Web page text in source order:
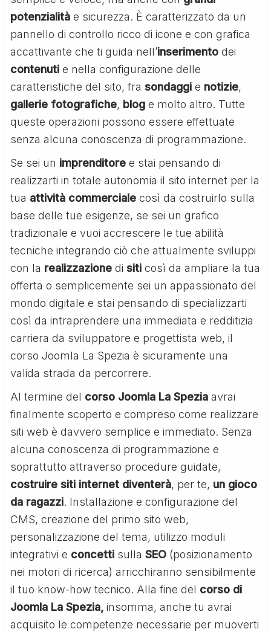
potenzialità e sicurezza. È caratterizzato da un
pannello di controllo ricco di icone e con grafica
accattivante che ti guida nell’inserimento dei
contenuti e nella configurazione delle
caratteristiche del sito, frasondaggi e notizie,
gallerie fotografiche, blog e molto altro. Tutte
queste operazioni possono essere effettuate
senza alcuna conoscenza di programmazione.
Se sei un imprenditore e stai pensando di
realizzarti in totale autonomia il sito internet per la
tua attività commerciale così da costruirlo sulla
base delle tue esigenze, se sei un grafico
tradizionale e vuoi accrescere le tue abilità
tecniche integrando ciò che attualmente sviluppi
con la realizzazione disiti così da ampliare la tua
offerta o semplicemente sei un appassionato del
mondo digitale e stai pensando di specializzarti
così da intraprendere una immediata e redditizia
carriera da sviluppatore e progettista web, il
corso Joomla La Spezia è sicuramente una
valida strada da percorrere.
Al termine del corso Joomla La Spezia avrai
finalmente scoperto e compreso come realizzare
siti web è davvero semplice e immediato. Senza
alcuna conoscenza di programmazione e
soprattutto attraverso procedure guidate,
costruire siti internet diventerà, per te, un gioco
da ragazzi. Installazione e configurazione del
CMS, creazione del primo sito web,
personalizzazione del tema, utilizzo moduli
integrativi e concetti sullaSEO (posizionamento
nei motori di ricerca) arricchiranno sensibilmente
il tuo know-how tecnico. Alla fine del corso di
Joomla La Spezia, insomma, anche tu avrai
acquisito le competenze necessarie per muoverti